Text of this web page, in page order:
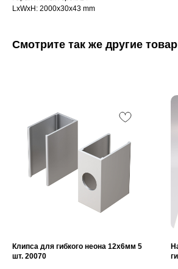
LxWxH: 2000x30x43 mm
Смотрите так же другие
Клипса для гибкого неона 12x6мм 5
шт. 20070